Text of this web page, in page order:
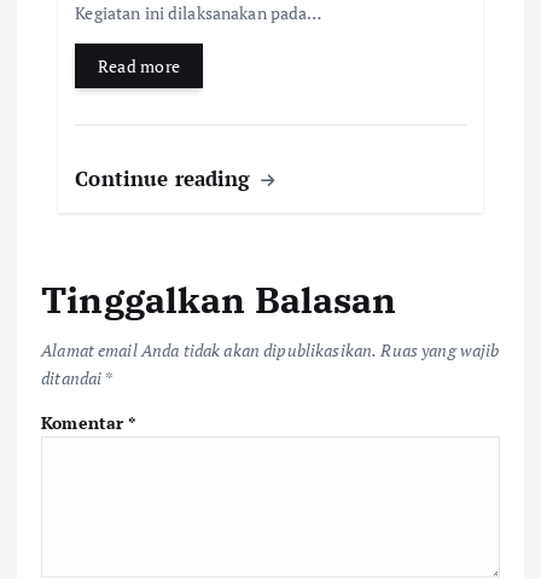
Kegiatan ini dilaksanakan pada…
Read more
Continue reading
Tinggalkan Balasan
Alamat email Anda tidak akan dipublikasikan. Ruas yang wajib
ditandai *
Komentar*